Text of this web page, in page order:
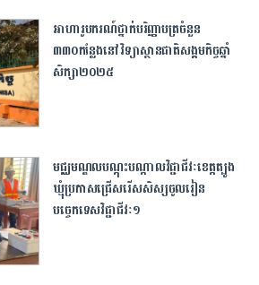
អាហារូបករណ៍ថ្នាក់បរិញ្ញាបត្រចំនួន
៣៣០កន្លែងនៅវិទ្យាស្ថានជាតិសង្គមកិច្ចឆ្នាំ
សិក្សា២០២៥
មជ្ឈមណ្ឌលបណ្ដុះបណ្ដាលវិជ្ជាជីវៈខេត្តត្បូង
ឃ្មុំប្រកាសជ្រើសរើសសិស្សចូលរៀន
បច្ចេកទេសវិជ្ជាជីវៈ១